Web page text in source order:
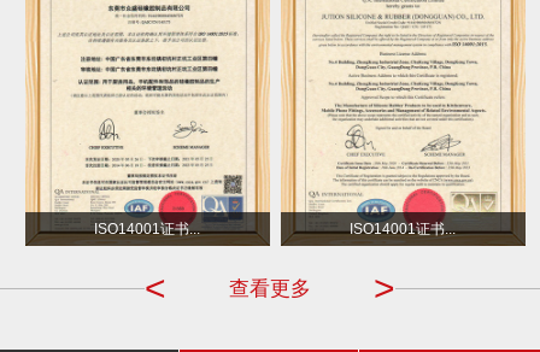
ISO14001证书... ISO14001证书...
>
查看更多
<
沃尔玛 小不点 DOT